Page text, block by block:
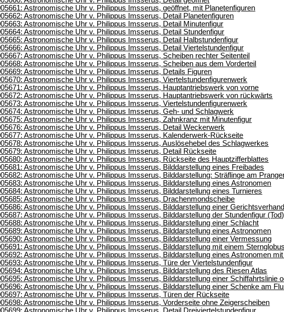
Astronomische Uhr v. Philippus Imsserus, geöffnet, mit Planetenfiguren
Astronomische Uhr v. Philippus Imsserus, Detail Planetenfiguren
Astronomische Uhr v. Philippus Imsserus, Detail Minutenfigur
Astronomische Uhr v. Philippus Imsserus, Detail Stundenfigur
Astronomische Uhr v. Philippus Imsserus, Detail Halbstundenfigur
Astronomische Uhr v. Philippus Imsserus, Detail Viertelstundenfigur
Astronomische Uhr v. Philippus Imsserus, Scheiben rechter Seitenteil
Astronomische Uhr v. Philippus Imsserus, Scheiben aus dem Vorderteil
Astronomische Uhr v. Philippus Imsserus, Details Figuren
Astronomische Uhr v. Philippus Imsserus, Viertelstundenfigurenwerk
Astronomische Uhr v. Philippus Imsserus, Hauptantriebswerk von vorne
Astronomische Uhr v. Philippus Imsserus, Hauptantriebswerk von rückwärts
Astronomische Uhr v. Philippus Imsserus, Viertelstundenfigurenwerk
Astronomische Uhr v. Philippus Imsserus, Geh- und Schlagwerk
Astronomische Uhr v. Philippus Imsserus, Zahnkranz mit Minutenfigur
Astronomische Uhr v. Philippus Imsserus, Detail Weckerwerk
Astronomische Uhr v. Philippus Imsserus, Kalenderwerk-Rückseite
Astronomische Uhr v. Philippus Imsserus, Auslösehebel des Schlagwerkes
Astronomische Uhr v. Philippus Imsserus, Detail Rückseite
Astronomische Uhr v. Philippus Imsserus, Rückseite des Hauptzifferblattes
Astronomische Uhr v. Philippus Imsserus, Bilddarstellung eines Freibades
Astronomische Uhr v. Philippus Imsserus, Bilddarstellung: Sträflinge am
Astronomische Uhr v. Philippus Imsserus, Bilddarstellung eines Astronomen
Astronomische Uhr v. Philippus Imsserus, Bilddarstellung eines Turnieres
Astronomische Uhr v. Philippus Imsserus, Drachenmondscheibe
Astronomische Uhr v. Philippus Imsserus, Bilddarstellung einer
Astronomische Uhr v. Philippus Imsserus, Bilddarstellung der Stundenfigur (Tod)
Astronomische Uhr v. Philippus Imsserus, Bilddarstellung einer Schlacht
Astronomische Uhr v. Philippus Imsserus, Bilddarstellung eines Astronomen
Astronomische Uhr v. Philippus Imsserus, Bilddarstellung einer Vermessung
Astronomische Uhr v. Philippus Imsserus, Bilddarstellung mit einem
Astronomische Uhr v. Philippus Imsserus, Bilddarstellung eines Astronomen
Astronomische Uhr v. Philippus Imsserus, Türe der Viertelstundenfigur
Astronomische Uhr v. Philippus Imsserus, Bilddarstellung des Riesen Atlas
Astronomische Uhr v. Philippus Imsserus, Bilddarstellung einer Schiffahrtslinie
Astronomische Uhr v. Philippus Imsserus, Bilddarstellung einer Schenke am
Astronomische Uhr v. Philippus Imsserus, Türen der Rückseite
Astronomische Uhr v. Philippus Imsserus, Vorderseite ohne Zeigerscheiben